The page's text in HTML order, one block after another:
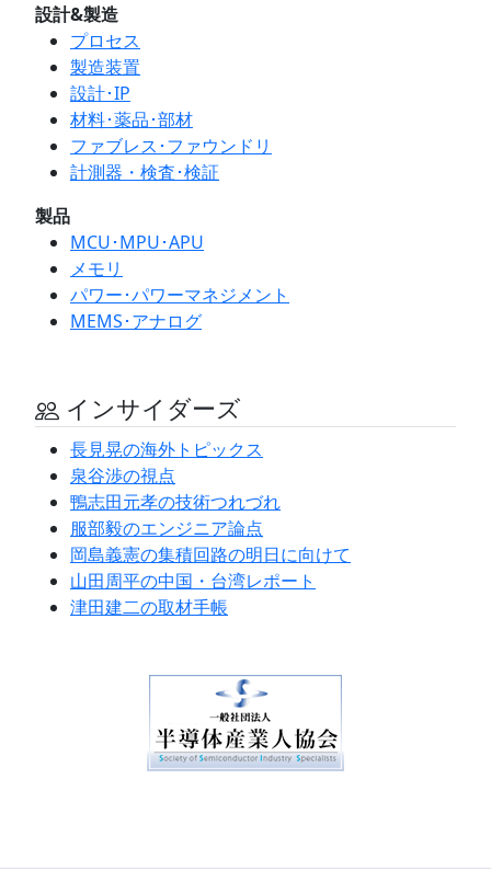
設計&製造
プロセス
製造装置
設計･IP
材料･薬品･部材
ファブレス･ファウンドリ
計測器・検査･検証
製品
MCU･MPU･APU
メモリ
パワー･パワーマネジメント
MEMS･アナログ
インサイダーズ
長見晃の海外トピックス
泉谷渉の視点
鴨志田元孝の技術つれづれ
服部毅のエンジニア論点
岡島義憲の集積回路の明日に向けて
山田周平の中国・台湾レポート
津田建二の取材手帳